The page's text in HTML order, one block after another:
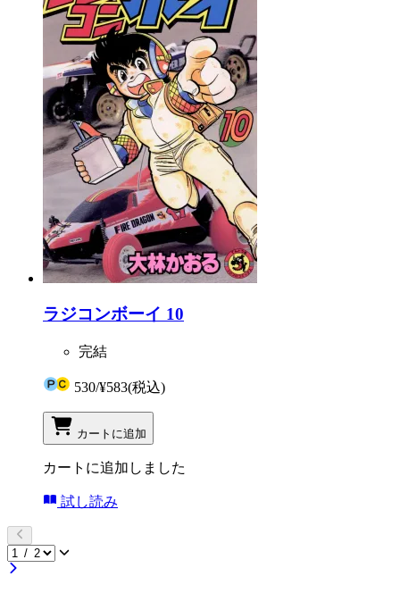
ラジコンボーイ 10
完結
530/¥583(税込)
カートに追加
カートに追加しました
試し読み